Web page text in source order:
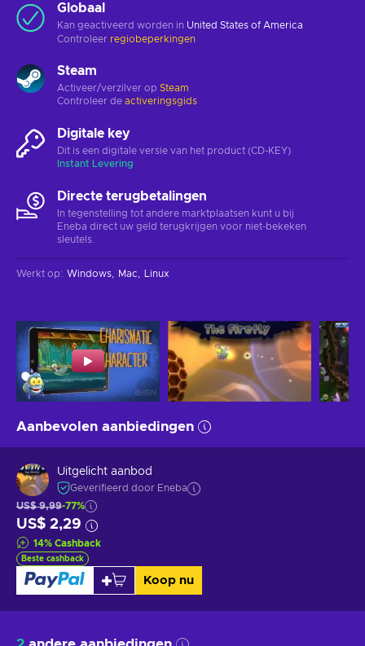
Globaal
Kan geactiveerd worden in United States of America
Controleer regiobeperkingen
Steam
Activeer/verzilver op Steam
Controleer de activeringsgids
Digitale key
Dit is een digitale versie van het product (CD-KEY)
Instant Levering
Directe terugbetalingen
In tegenstelling tot andere marktplaatsen kunt u bij
Eneba direct uw geld terugkrijgen voor niet-bekeken
sleutels.
Werkt op: Windows Mac Linux
Aanbevolen aanbiedingen
Uitgelicht aanbod
Geverifieerd door Eneba
US$ 9,99-77%
US$ 2,29
14% Cashback
Beste cashback
Koop nu